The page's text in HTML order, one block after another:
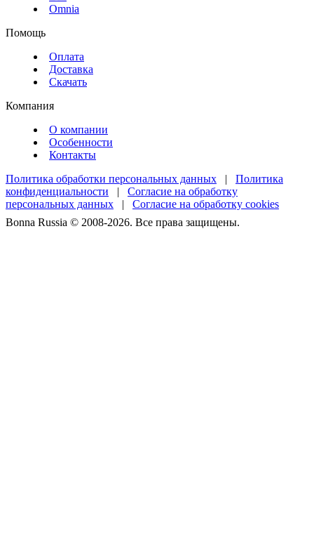
Omnia
Помощь
Оплата
Доставка
Скачать
Компания
О компании
Особенности
Контакты
Политика обработки персональных данных | Политика
конфиденциальности | Согласие на обработку
персональных данных | Согласие на обработку cookies
Bonna Russia © 2008-2026. Все права защищены.